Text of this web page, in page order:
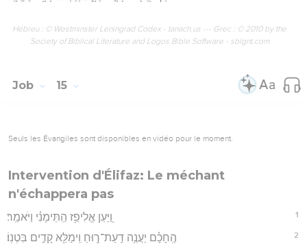
Hébreu : © Westminster Leningrad Codex - tanach.us --- Grec : © 2010 by the
Society of Biblical Literature and Logos Bible Software - sblgnt.com
Job 15
Seuls les Évangiles sont disponibles en vidéo pour le moment.
Intervention d'Élifaz: Le méchant
n'échappera pas
1 וַ֭יַּעַן אֱלִיפַ֥ז הַֽתֵּימָנִ֗י וַיֹּאמַֽר׃
2 הֶֽחָכָ֗ם יַעֲנֶ֥ה דַֽעַת־ר֑וּחַ וִֽימַלֵּ֖א קָדִ֣ים בִּטְנֽוֹ׃